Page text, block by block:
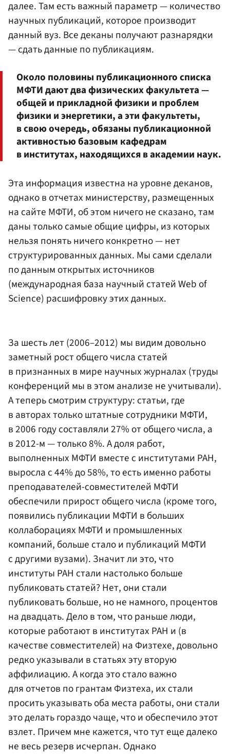
далее. Там есть важный параметр — количество
научных публикаций, которое производит
данный вуз. Все деканы получают разнарядки
— сдать данные по публикациям.
Около половины публикационного списка
МФТИ дают два физических факультета —
общей и прикладной физики и проблем
физики и энергетики, а эти факультеты,
в свою очередь, обязаны публикационной
активностью базовым кафедрам
в институтах, находящихся в академии наук.
Эта информация известна на уровне деканов,
однако в отчетах министерству, размещенных
на сайте МФТИ, об этом ничего не сказано, там
даны только самые общие цифры, из которых
нельзя понять ничего конкретно — нет
структурированных данных. Мы сами сделали
по данным открытых источников
(международная база научный статей Web of
Science) расшифровку этих данных.
За шесть лет (2006–2012) мы видим довольно
заметный рост общего числа статей
в признанных в мире научных журналах (труды
конференций мы в этом анализе не учитывали).
А теперь смотрим структуру: статьи, где
в авторах только штатные сотрудники МФТИ,
в 2006 году составляли 27% от общего числа, а
в 2012-м — только 8%. А доля работ,
выполненных МФТИ вместе с институтами РАН,
выросла с 44% до 58%, то есть именно работы
преподавателей-совместителей МФТИ
обеспечили прирост общего числа (кроме того,
появились публикации МФТИ в больших
коллаборациях МФТИ и промышленных
компаний, больше стало и публикаций МФТИ
с другими вузами). Значит ли это, что
институты РАН стали настолько больше
публиковать статей? Нет, они стали
публиковать больше, но не намного, процентов
на двадцать. Дело в том, что раньше люди,
которые работают в институтах РАН и (в
качестве совместителей) на Физтехе, довольно
редко указывали в статьях эту вторую
аффилиацию. А когда это стало важно
для отчетов по грантам Физтеха, их стали
просить указывать оба места работы, они стали
это делать гораздо чаще, что и обеспечило этот
взлет. Причем мне кажется, что тут еще далеко
не весь резерв исчерпан. Однако